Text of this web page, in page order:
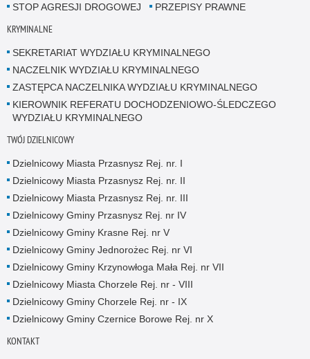
STOP AGRESJI DROGOWEJ
PRZEPISY PRAWNE
KRYMINALNE
SEKRETARIAT WYDZIAŁU KRYMINALNEGO
NACZELNIK WYDZIAŁU KRYMINALNEGO
ZASTĘPCA NACZELNIKA WYDZIAŁU KRYMINALNEGO
KIEROWNIK REFERATU DOCHODZENIOWO-ŚLEDCZEGO
WYDZIAŁU KRYMINALNEGO
TWÓJ DZIELNICOWY
Dzielnicowy Miasta Przasnysz Rej. nr. I
Dzielnicowy Miasta Przasnysz Rej. nr. II
Dzielnicowy Miasta Przasnysz Rej. nr. III
Dzielnicowy Gminy Przasnysz Rej. nr IV
Dzielnicowy Gminy Krasne Rej. nr V
Dzielnicowy Gminy Jednorożec Rej. nr VI
Dzielnicowy Gminy Krzynowłoga Mała Rej. nr VII
Dzielnicowy Miasta Chorzele Rej. nr - VIII
Dzielnicowy Gminy Chorzele Rej. nr - IX
Dzielnicowy Gminy Czernice Borowe Rej. nr X
KONTAKT